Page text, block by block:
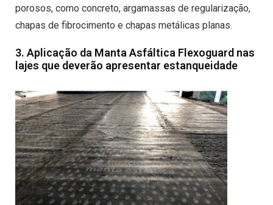
porosos, como concreto, argamassas de regularização,
chapas de fibrocimento e chapas metálicas planas.
3. Aplicação da Manta Asfáltica Flexoguard nas
lajes que deverão apresentar estanqueidade